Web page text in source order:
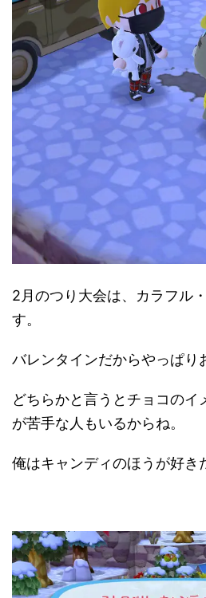
2月のつり大会は、カラフル
す。
バレンタインだからやっぱり
どちらかと言うとチョコのイ
が苦手な人もいるからね。
俺はキャンディのほうが好き